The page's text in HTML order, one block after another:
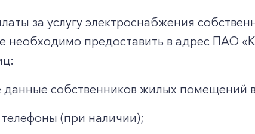
за услугу электроснабжения
необходимо предоставить в адрес ПАО
данные собственников жилых помещений
(при наличии);